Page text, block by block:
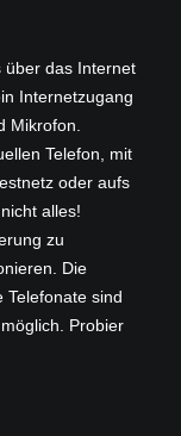
über das Internet
Internetzugang
Mikrofon.
Telefon, mit
oder aufs
alles!
zu
Die
Telefonate sind
Probier